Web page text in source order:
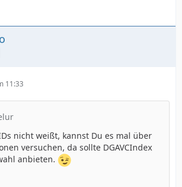
11:33
nicht weißt, kannst Du es mal über
versuchen, da sollte DGAVCIndex
anbieten.